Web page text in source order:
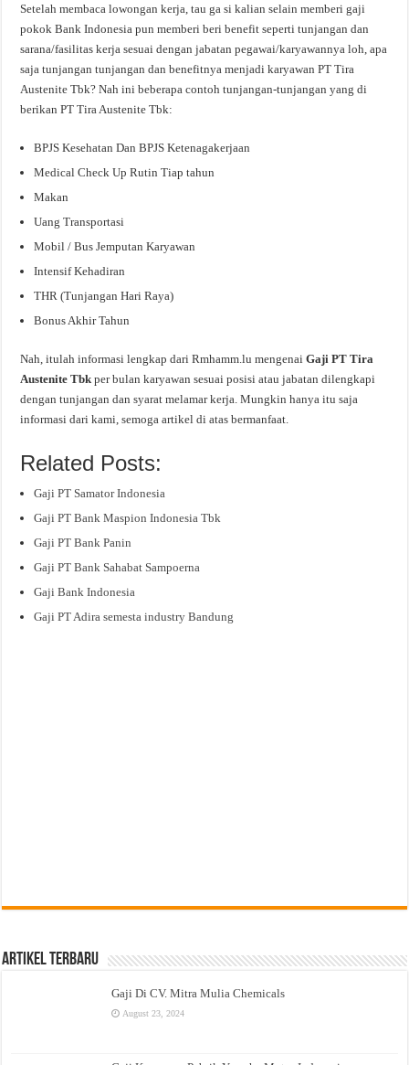
Setelah membaca lowongan kerja, tau ga si kalian selain memberi gaji
pokok Bank Indonesia pun memberi beri benefit seperti tunjangan dan
sarana/fasilitas kerja sesuai dengan jabatan pegawai/karyawannya loh, apa
saja tunjangan tunjangan dan benefitnya menjadi karyawan PT Tira
Austenite Tbk? Nah ini beberapa contoh tunjangan-tunjangan yang di
berikan PT Tira Austenite Tbk:
BPJS Kesehatan Dan BPJS Ketenagakerjaan
Medical Check Up Rutin Tiap tahun
Makan
Uang Transportasi
Mobil / Bus Jemputan Karyawan
Intensif Kehadiran
THR (Tunjangan Hari Raya)
Bonus Akhir Tahun
Nah, itulah informasi lengkap dari Rmhamm.lu mengenaiGaji PT Tira
Austenite Tbkper bulan karyawan sesuai posisi atau jabatan dilengkapi
dengan tunjangan dan syarat melamar kerja. Mungkin hanya itu saja
informasi dari kami, semoga artikel di atas bermanfaat.
Related Posts:
Gaji PT Samator Indonesia
Gaji PT Bank Maspion Indonesia Tbk
Gaji PT Bank Panin
Gaji PT Bank Sahabat Sampoerna
Gaji Bank Indonesia
Gaji PT Adira semesta industry Bandung
Artikel Terbaru
Gaji Di CV. Mitra Mulia Chemicals
August 23, 2024